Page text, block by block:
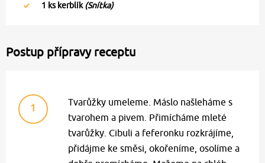
1 ks kerblík(Snítka)
Postup přípravy receptu
1
Tvarůžky umeleme. Máslo našleháme s
tvarohem a pivem. Přimícháme mleté
tvarůžky. Cibuli a feferonku rozkrájíme,
přidájme ke směsi, okořeníme, osolíme a